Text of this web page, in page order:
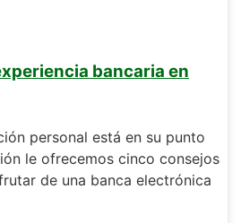
bancaria en
personal está en su punto
le ofrecemos cinco consejos
de una banca electrónica